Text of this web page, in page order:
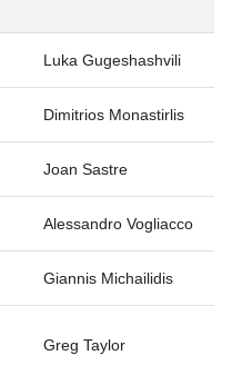
Luka Gugeshashvili
Dimitrios Monastirlis
Joan Sastre
Alessandro Vogliacco
Giannis Michailidis
Greg Taylor